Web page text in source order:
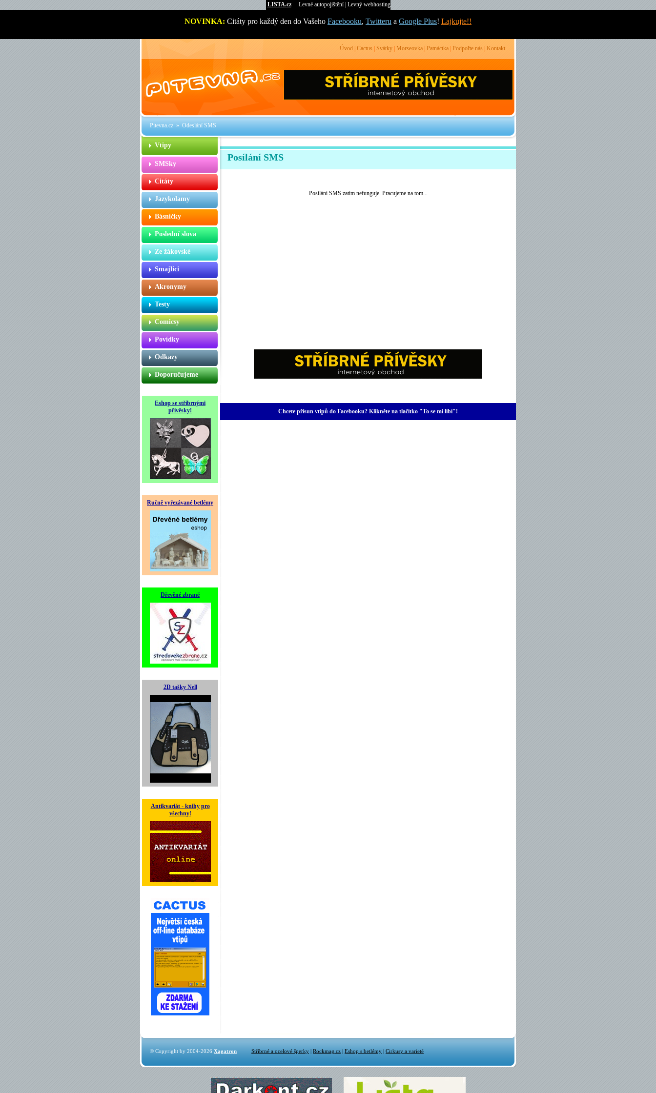
LISTA.cz Levné autopojištění| Levný webhosting
NOVINKA: Citáty pro každý den do Vašeho Facebooku, Twitteru a Google Plus! Lajkujte!!
Úvod Cactus Svátky Morseovka Patnáctka Podpořte nás Kontakt
Pitevna.cz» Odeslání SMS
Vtipy
SMSky
Citáty
Jazykolamy
Básničky
Poslední slova
Ze žákovské
Smajlíci
Akronymy
Testy
Comicsy
Povídky
Odkazy
Doporučujeme
Eshop se stříbrnými
přívěsky!
Ručně vyřezávané betlémy
Dřevěné zbraně
2D tašky Nell
Antikvariát - knihy pro
všechny!
Posílání SMS
Posílání SMS zatím nefunguje. Pracujeme na tom...
Chcete přísun vtipů do Facebooku? Klikněte na tlačítko "To se mi líbí"!
© Copyright by 2004-2026 Xagatron Stříbrné a ocelové šperky | Rockmag.cz | Eshop s betlémy | Cirkusy a varieté